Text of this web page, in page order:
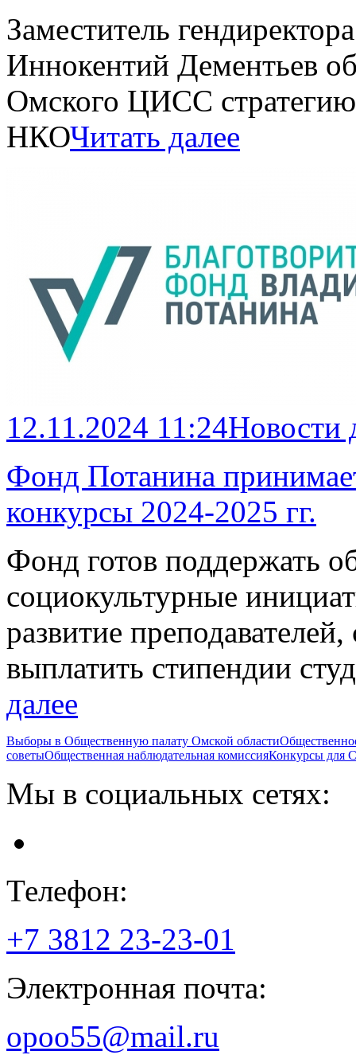
Заместитель
Иннокентий Дементьев
Омского ЦИСС
НКОЧитать далее
12.11.2024 11:24
Фонд Потанина
конкурсы 2024-2025 гг.
Фонд готов поддержать
социокультурные
развитие
выплатить стипендии
далее
Выборы в Общественную палату Омской области
советыОбщественная наблюдательная комиссияКонкурсы
Мы в социальных сетях:
Телефон:
+7 3812 23-23-01
Электронная почта:
opoo55@mail.ru